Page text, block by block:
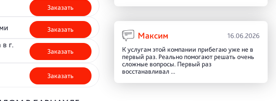
Заказать
Заказать
г.
Заказать
Заказать
Максим 16.06.2026
К услугам этой компании прибегаю уже не в
первый раз. Реально помогают решать очень
сложные вопросы. Первый раз
восстанавливал ...